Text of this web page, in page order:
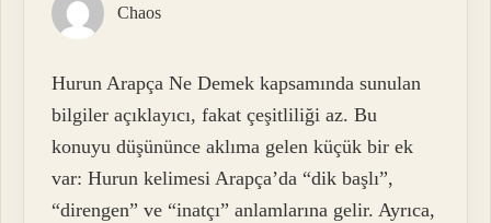
Chaos
Hurun Arapça Ne Demek kapsamında sunulan
bilgiler açıklayıcı, fakat çeşitliliği az. Bu
konuyu düşününce aklıma gelen küçük bir ek
var: Hurun kelimesi Arapça’da “dik başlı”,
“direngen” ve “inatçı” anlamlarına gelir. Ayrıca,